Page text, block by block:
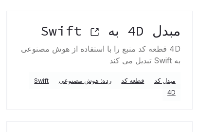
مبدل 4D به Swift
4D قطعه کد منبع را با استفاده از هوش مصنوعی
به Swift تبدیل می کند
مبدل کد قطعه کد رده: هوش مصنوعی
Swift
4D